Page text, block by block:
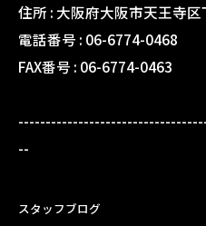
住所 : 大阪府大阪市天王寺
電話番号 : 06-6774-0468
FAX番号 : 06-6774-0463
--
スタッフブログ